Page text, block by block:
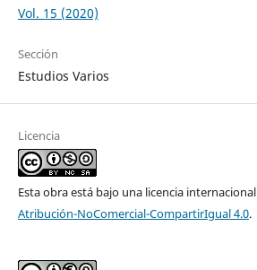
Vol. 15 (2020)
Sección
Estudios Varios
Licencia
Esta obra está bajo una licencia internacional
Atribución-NoComercial-CompartirIgual 4.0.